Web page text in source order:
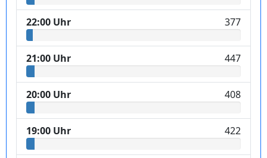
22:00 Uhr 377
21:00 Uhr 447
20:00 Uhr 408
19:00 Uhr 422